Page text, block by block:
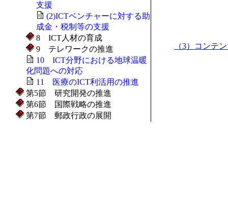
支援
(2)ICTベンチャーに対する助
成金・税制等の支援
8 ICT人材の育成
9 テレワークの推進
10 ICT分野における地球温暖
化問題への対応
11 医療のICT利活用の推進
第5節 研究開発の推進
第6節 国際戦略の推進
第7節 郵政行政の展開
（3）コンテ